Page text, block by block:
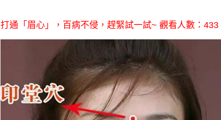
打通「眉心」，百病不侵，趕緊試一試~ 觀看人數：433